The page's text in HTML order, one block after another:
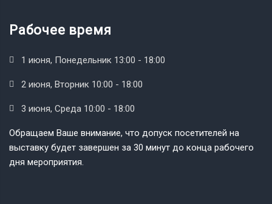
Рабочее время
1 июня, Понедельник 13:00 - 18:00
2 июня, Вторник 10:00 - 18:00
3 июня, Среда 10:00 - 18:00
Обращаем Ваше внимание, что допуск посетителей на
выставку будет завершен за 30 минут до конца рабочего
дня мероприятия.